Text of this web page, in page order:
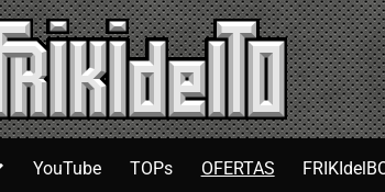
YouTube TOPs OFERTAS